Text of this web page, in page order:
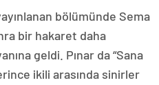
bölümünde Sema
bir hakaret daha
geldi. Pınar da “Sana
ikili arasında sinirler